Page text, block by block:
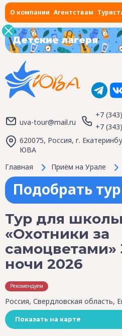
О компании Агентствам
Детские лагеря
uva-tour@mail.ru
+7
+7
620075, Россия, г.
ЮВА
Главная
Приём на Урале
Подобрать тур
Тур для
«Охотники за
самоцветами»
ночи 2026
Россия, Свердловская область,
Показать на карте
Рекомендуем